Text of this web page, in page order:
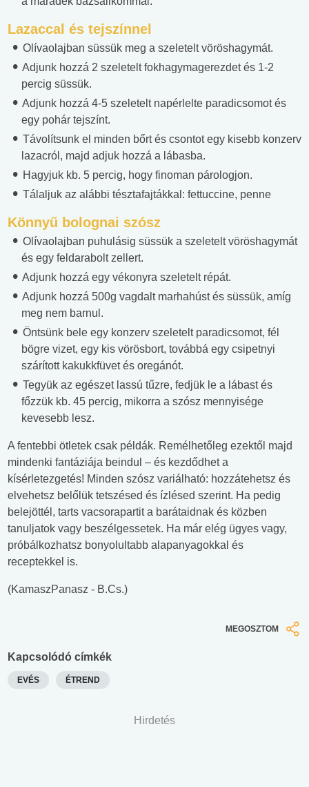
Lazaccal és tejszínnel
Olívaolajban süssük meg a szeletelt vöröshagymát.
Adjunk hozzá 2 szeletelt fokhagymagerezdet és 1-2
percig süssük.
Adjunk hozzá 4-5 szeletelt napérlelte paradicsomot és
egy pohár tejszínt.
Távolítsunk el minden bőrt és csontot egy kisebb konzerv
lazacról, majd adjuk hozzá a lábasba.
Hagyjuk kb. 5 percig, hogy finoman párologjon.
Tálaljuk az alábbi tésztafajtákkal: fettuccine, penne
Könnyű bolognai szósz
Olívaolajban puhulásig süssük a szeletelt vöröshagymát
és egy feldarabolt zellert.
Adjunk hozzá egy vékonyra szeletelt répát.
Adjunk hozzá 500g vagdalt marhahúst és süssük, amíg
meg nem barnul.
Öntsünk bele egy konzerv szeletelt paradicsomot, fél
bögre vizet, egy kis vörösbort, továbbá egy csipetnyi
szárított kakukkfüvet és oregánót.
Tegyük az egészet lassú tűzre, fedjük le a lábast és
főzzük kb. 45 percig, mikorra a szósz mennyisége
kevesebb lesz.
A fentebbi ötletek csak példák. Remélhetőleg ezektől majd
mindenki fantáziája beindul – és kezdődhet a
kísérletezgetés! Minden szósz variálható: hozzátehetsz és
elvehetsz belőlük tetszésed és ízlésed szerint. Ha pedig
belejöttél, tarts vacsorapartit a barátaidnak és közben
tanuljatok vagy beszélgessetek. Ha már elég ügyes vagy,
próbálkozhatsz bonyolultabb alapanyagokkal és
receptekkel is.
(KamaszPanasz - B.Cs.)
MEGOSZTOM
Kapcsolódó címkék
EVÉS ÉTREND
Hirdetés